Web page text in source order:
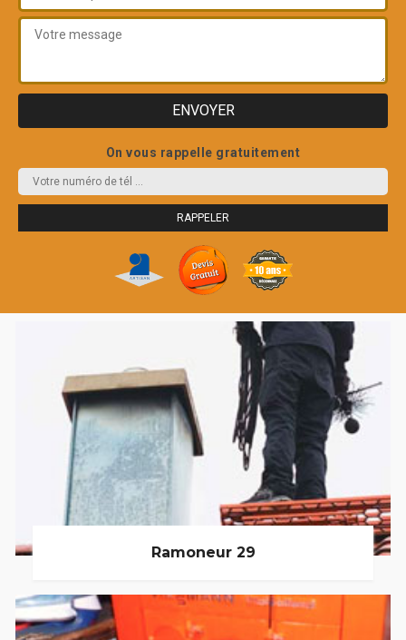
On vous rappelle gratuitement
Ramoneur 29